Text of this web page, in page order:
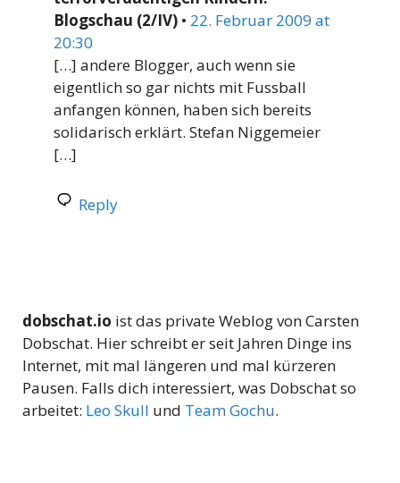
Blogschau (2/IV) • 22. Februar 2009 at
20:30
[…] andere Blogger, auch wenn sie
eigentlich so gar nichts mit Fussball
anfangen können, haben sich bereits
solidarisch erklärt. Stefan Niggemeier
[…]
Reply
dobschat.io ist das private Weblog von Carsten
Dobschat. Hier schreibt er seit Jahren Dinge ins
Internet, mit mal längeren und mal kürzeren
Pausen. Falls dich interessiert, was Dobschat so
arbeitet: Leo Skull und Team Gochu.